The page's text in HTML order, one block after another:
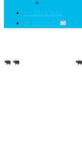
↗ CERCETARE
☏ CONTACT